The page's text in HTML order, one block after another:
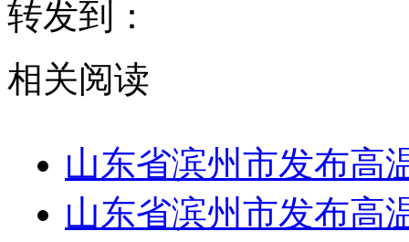
转发到：
相关阅读
山东省滨州市发布高
山东省滨州市发布高